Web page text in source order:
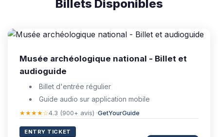
Billets Disponibles
Musée archéologique national - Billet et
audioguide
Billet d'entrée régulier
Guide audio sur application mobile
★★★★☆4.3 (900+ avis) ·GetYourGuide
ENTRY TICKET